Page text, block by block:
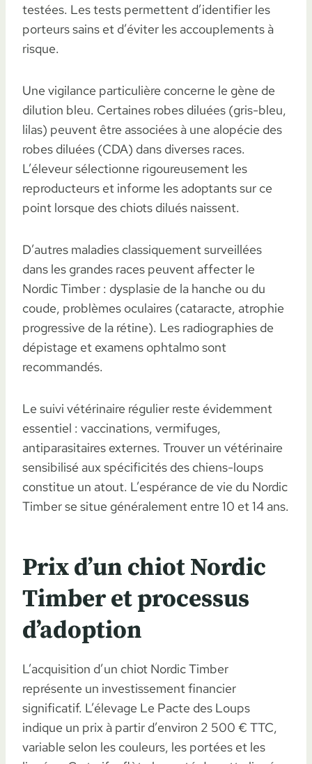
testées. Les tests permettent d’identifier les
porteurs sains et d’éviter les accouplements à
risque.
Une vigilance particulière concerne le gène de
dilution bleu. Certaines robes diluées (gris-bleu,
lilas) peuvent être associées à une alopécie des
robes diluées (CDA) dans diverses races.
L’éleveur sélectionne rigoureusement les
reproducteurs et informe les adoptants sur ce
point lorsque des chiots dilués naissent.
D’autres maladies classiquement surveillées
dans les grandes races peuvent affecter le
Nordic Timber : dysplasie de la hanche ou du
coude, problèmes oculaires (cataracte, atrophie
progressive de la rétine). Les radiographies de
dépistage et examens ophtalmo sont
recommandés.
Le suivi vétérinaire régulier reste évidemment
essentiel : vaccinations, vermifuges,
antiparasitaires externes. Trouver un vétérinaire
sensibilisé aux spécificités des chiens-loups
constitue un atout. L’espérance de vie du Nordic
Timber se situe généralement entre 10 et 14 ans.
Prix d’un chiot Nordic
Timber et processus
d’adoption
L’acquisition d’un chiot Nordic Timber
représente un investissement financier
significatif. L’élevage Le Pacte des Loups
indique un prix à partir d’environ 2 500 € TTC,
variable selon les couleurs, les portées et les